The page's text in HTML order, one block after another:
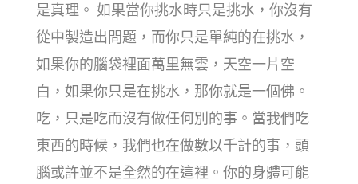
是真理。 如果當你挑水時只是挑水，你沒有
從中製造出問題，而你只是單純的在挑水，
如果你的腦袋裡面萬里無雲，天空一片空
白，如果你只是在挑水，那你就是一個佛。
吃，只是吃而沒有做任何別的事。當我們吃
東西的時候，我們也在做數以千計的事，頭
腦或許並不是全然的在這裡。你的身體可能